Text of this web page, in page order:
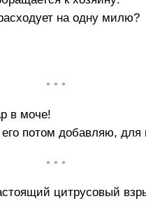
на одну милю?
• • •
в моче!
потом добавляю, для
• • •
цитрусовый